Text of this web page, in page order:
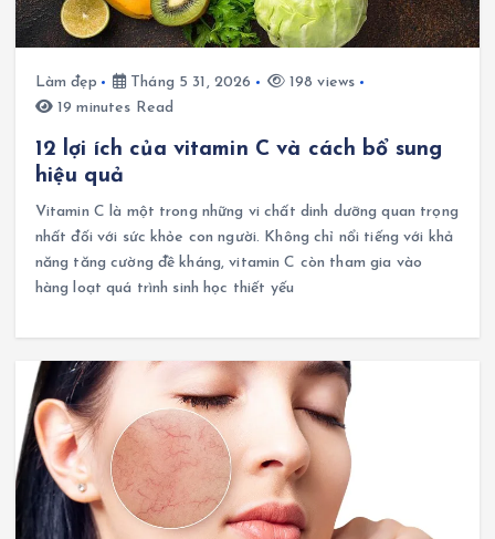
Làm đẹp Tháng 5 31, 2026
198 views
19 minutes Read
12 lợi ích của vitamin C và cách bổ sung
hiệu quả
Vitamin C là một trong những vi chất dinh dưỡng quan trọng
nhất đối với sức khỏe con người. Không chỉ nổi tiếng với khả
năng tăng cường đề kháng, vitamin C còn tham gia vào
hàng loạt quá trình sinh học thiết yếu